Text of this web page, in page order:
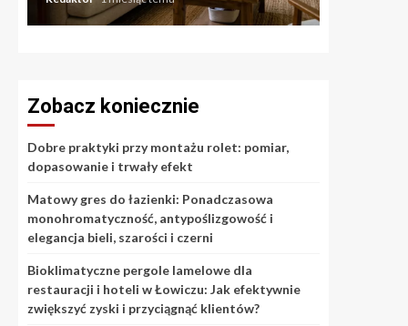
Zobacz koniecznie
Dobre praktyki przy montażu rolet: pomiar,
dopasowanie i trwały efekt
Matowy gres do łazienki: Ponadczasowa
monohromatyczność, antypoślizgowość i
elegancja bieli, szarości i czerni
Bioklimatyczne pergole lamelowe dla
restauracji i hoteli w Łowiczu: Jak efektywnie
zwiększyć zyski i przyciągnąć klientów?